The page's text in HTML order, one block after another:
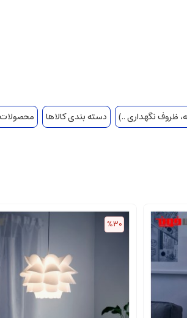
ظروف نگهداری ..) دسته بندی کالاها محصولات
%30